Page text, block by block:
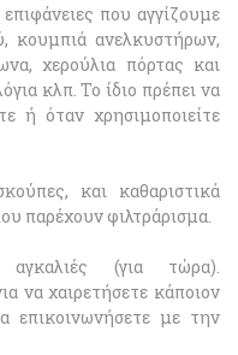
που αγγίζουμε
κουμπιά ανελκυστήρων,
χερούλια πόρτας και
κλπ. Το ίδιο πρέπει να
ή όταν χρησιμοποιείτε
και καθαριστικά
παρέχουν φιλτράρισμα.
(για τώρα).
να χαιρετήσετε κάποιον
επικοινωνήσετε με την